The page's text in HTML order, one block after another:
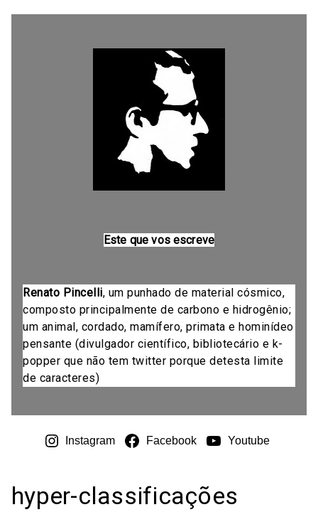
Este que vos escreve
Renato Pincelli, um punhado de material cósmico,
composto principalmente de carbono e hidrogênio;
um animal, cordado, mamífero, primata e hominídeo
pensante (divulgador científico, bibliotecário e k-
popper que não tem twitter porque detesta limite
de caracteres)
Instagram Facebook Youtube
hyper-classificações